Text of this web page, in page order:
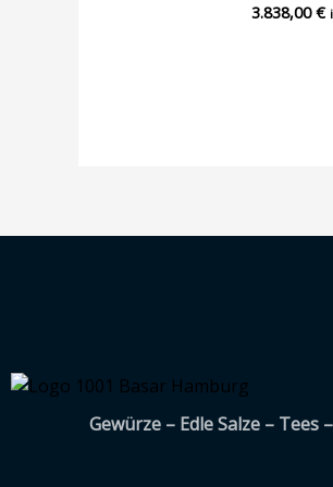
mit
3.838,00€
Gewürze – Edle Salze – Tees